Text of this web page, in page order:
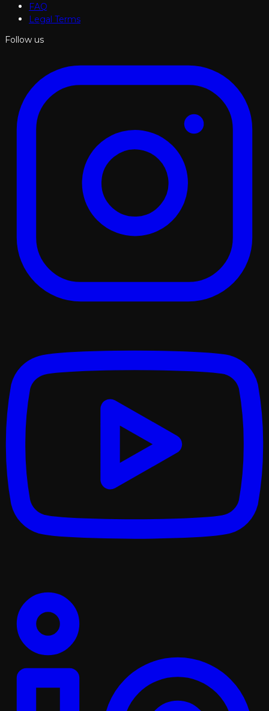
FAQ
Legal Terms
Follow us